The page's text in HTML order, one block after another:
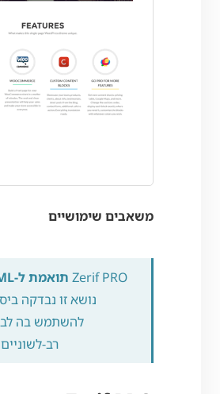
משאבים שימושיים
Zerif PRO תואמת ל-WPML
נושא זו נבדקה
להשתמש בה
רב-